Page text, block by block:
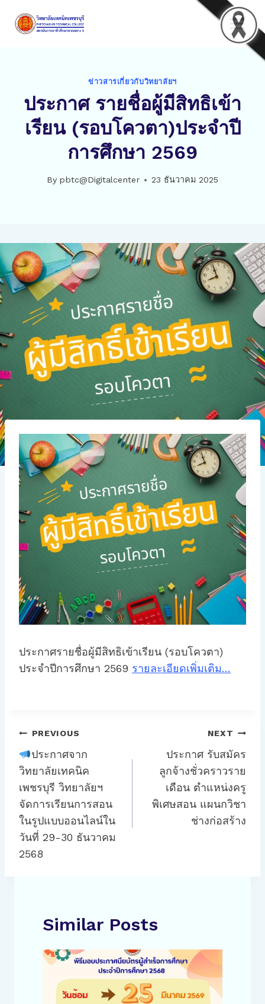
ข่าวสารเกี่ยวกับวิทยาลัยฯ
ประกาศ รายชื่อผู้มีสิทธิเข้า
เรียน (รอบโควตา)ประจำปี
การศึกษา 2569
By pbtc@Digitalcenter 23 ธันวาคม 2025
ประกาศรายชื่อผู้มีสิทธิเข้าเรียน (รอบโควตา)
ประจำปีการศึกษา 2569 รายละเอียดเพิ่มเติม…
แนะแนว
เรื่อง
PREVIOUS
ประกาศจาก
วิทยาลัยเทคนิค
เพชรบุรี วิทยาลัยฯ
จัดการเรียนการสอน
ในรูปแบบออนไลน์ใน
วันที่ 29-30 ธันวาคม
2568
NEXT
ประกาศ รับสมัคร
ลูกจ้างชั่วคราวราย
เดือน ตำแหน่งครู
พิเศษสอน แผนกวิชา
ช่างก่อสร้าง
Similar Posts